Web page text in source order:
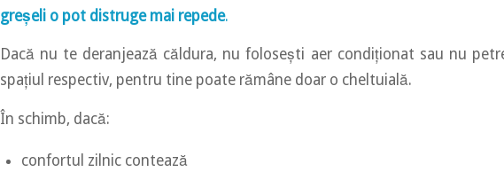
greșeli o pot distruge mai repede.
Dacă nu te deranjează căldura, nu folosești aer condiționat sau nu
spațiul respectiv, pentru tine poate rămâne doar o cheltuială.
În schimb, dacă:
confortul zilnic contează